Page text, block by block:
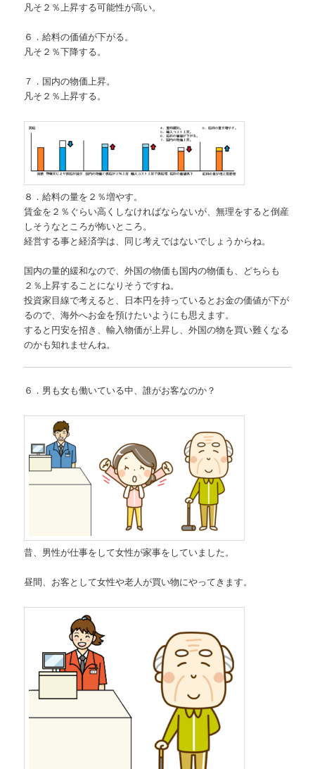
凡そ２％上昇する可能性が高い。
６．給料の価値が下がる。
凡そ２％下降する。
７．国内の物価上昇。
凡そ２％上昇する。
８．給料の量を２％増やす。
賃金を２％ぐらい高くしなければならないが、無理をすると倒産
しそうなところが怖いところ。
経営する事と経済学は、同じ考えではないでしょうからね。
国内の量的緩和なので、外国の物価も国内の物価も、どちらも
２％上昇することになりそうですね。
投資家目線で考えると、日本円を持っているとお金の価値が下が
るので、海外へお金を預けたいようにも思えます。
すると円安を招き、輸入物価が上昇し、外国の物を買い難くなる
のかも知れませんね。
６．男も女も働いている中、誰がお客なのか？
昔、男性が仕事をして女性が家事をしていました。
昼間、お客として女性や老人が買い物にやってきます。